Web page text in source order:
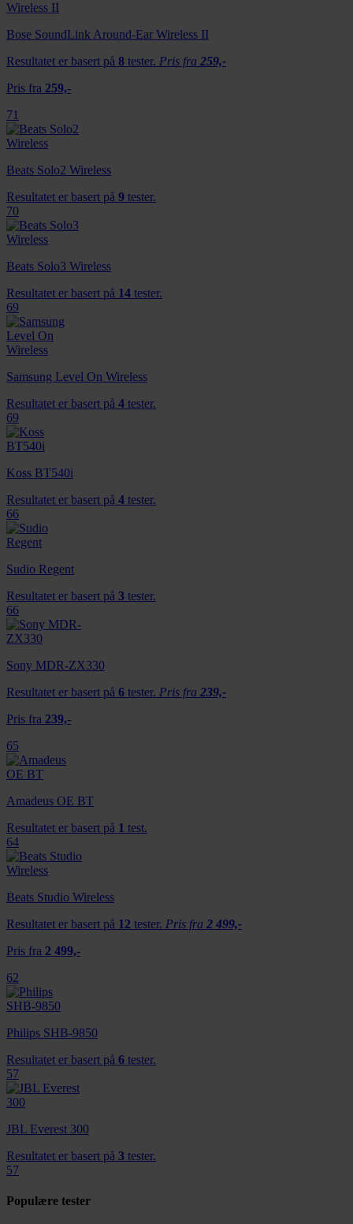
Bose SoundLink Around-Ear Wireless II
Resultatet er basert på 8 tester. Pris fra 259,-
Pris fra 259,-
71
Beats Solo2 Wireless
Resultatet er basert på 9 tester.
70
Beats Solo3 Wireless
Resultatet er basert på 14 tester.
69
Samsung Level On Wireless
Resultatet er basert på 4 tester.
69
Koss BT540i
Resultatet er basert på 4 tester.
66
Sudio Regent
Resultatet er basert på 3 tester.
66
Sony MDR-ZX330
Resultatet er basert på 6 tester. Pris fra 239,-
Pris fra 239,-
65
Amadeus OE BT
Resultatet er basert på 1 test.
64
Beats Studio Wireless
Resultatet er basert på 12 tester. Pris fra 2 499,-
Pris fra 2 499,-
62
Philips SHB-9850
Resultatet er basert på 6 tester.
57
JBL Everest 300
Resultatet er basert på 3 tester.
57
Populære tester